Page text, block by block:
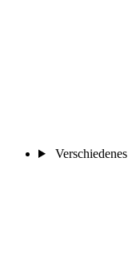
Verschiedenes